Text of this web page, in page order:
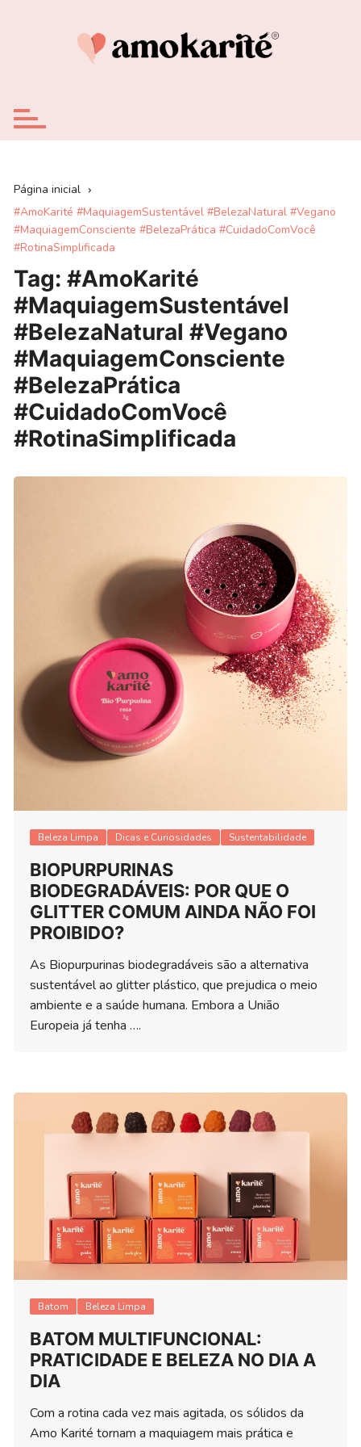
Página inicial
#AmoKarité #MaquiagemSustentável #BelezaNatural #Vegano
#MaquiagemConsciente #BelezaPrática #CuidadoComVocê
#RotinaSimplificada
Tag:#AmoKarité
#MaquiagemSustentável
#BelezaNatural #Vegano
#MaquiagemConsciente
#BelezaPrática
#CuidadoComVocê
#RotinaSimplificada
Beleza Limpa Dicas e Curiosidades Sustentabilidade
BIOPURPURINAS
BIODEGRADÁVEIS: POR QUE O
GLITTER COMUM AINDA NÃO FOI
PROIBIDO?
As Biopurpurinas biodegradáveis são a alternativa
sustentável ao glitter plástico, que prejudica o meio
ambiente e a saúde humana. Embora a União
Europeia já tenha ….
Batom Beleza Limpa
BATOM MULTIFUNCIONAL:
PRATICIDADE E BELEZA NO DIA A
DIA
Com a rotina cada vez mais agitada, os sólidos da
Amo Karité tornam a maquiagem mais prática e